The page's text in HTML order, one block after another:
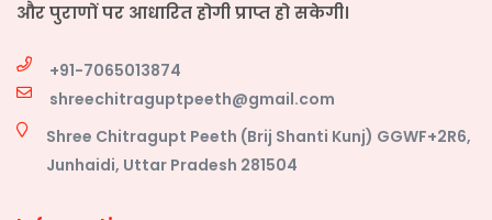
और पुराणों पर आधारित होगी प्राप्त हो सकेगी।
+91-7065013874
shreechitraguptpeeth@gmail.com
Shree Chitragupt Peeth (Brij Shanti Kunj) GGWF+2R6,
Junhaidi, Uttar Pradesh 281504